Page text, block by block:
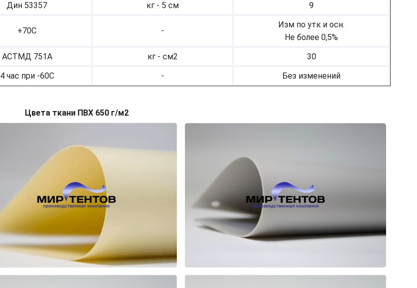
Дин 53357 кг - 5 см 9
+70С -
Изм по утк и осн.
Не более 0,5%
АСТМД 751А кг - см2
30
4 час при -60С - Без изменений
Цвета ткани ПВХ 650 г/м2